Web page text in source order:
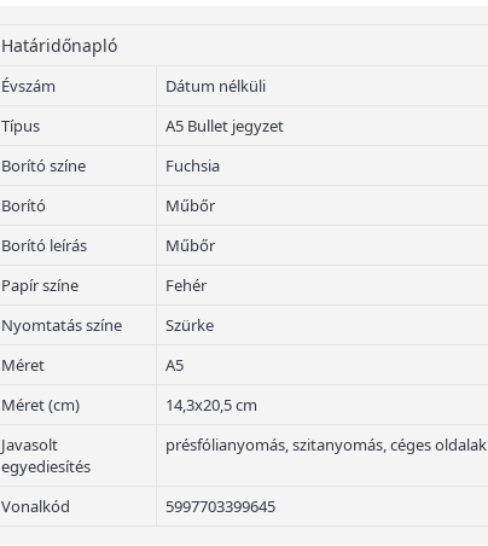
Határidőnapló
Évszám
Dátum nélküli
Típus
A5 Bullet jegyzet
Borító színe
Fuchsia
Borító
Műbőr
Borító leírás
Műbőr
Papír színe
Fehér
Nyomtatás színe
Szürke
Méret
A5
Méret (cm)
14,3x20,5 cm
Javasolt
egyediesítés
présfólianyomás, szitanyomás, céges oldalak
Vonalkód 5997703399645